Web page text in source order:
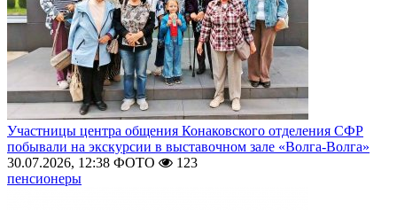
Участницы центра общения Конаковского отделения СФР
побывали на экскурсии в выставочном зале «Волга-Волга»
30.07.2026, 12:38 ФОТО
123
пенсионеры